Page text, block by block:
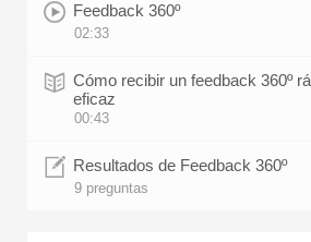
Feedback 360º
02:33
Cómo recibir un feedback 360º
eficaz
00:43
Resultados de Feedback 360º
9 preguntas